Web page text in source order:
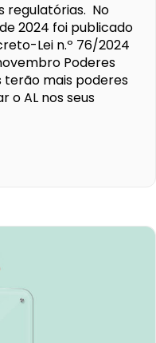
regulatórias. No
2024 foi publicado
Lei n.º 76/2024
Poderes
terão mais poderes
o AL nos seus